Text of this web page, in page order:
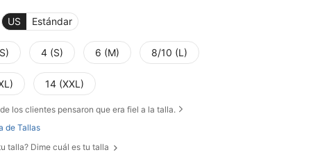
US Estándar
4 (S) 6 (M) 8/10 (L)
14 (XXL)
de los clientes pensaron que era fiel a la talla.
de Tallas
talla? Dime cuál es tu talla